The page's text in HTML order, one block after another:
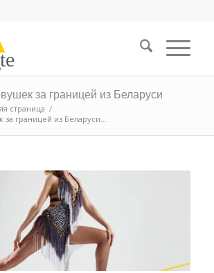
за границей из Беларуси
страница /
за границей из Беларуси...